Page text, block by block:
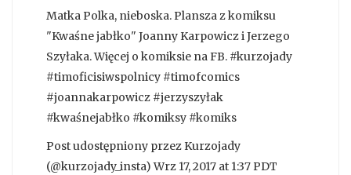
Matka Polka, nieboska. Plansza z komiksu
"Kwaśne jabłko" Joanny Karpowicz i Jerzego
Szyłaka. Więcej o komiksie na FB. #kurzojady
#timoficisiwspolnicy #timofcomics
#joannakarpowicz #jerzyszyłak
#kwaśnejabłko #komiksy #komiks
Post udostępniony przez Kurzojady
(@kurzojady_insta) Wrz 17, 2017 at 1:37 PDT